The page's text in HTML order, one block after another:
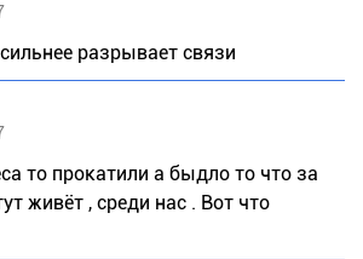
разрывает связи
то прокатили а быдло то что за
живёт , среди нас . Вот что